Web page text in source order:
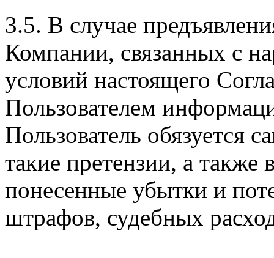
3.5. В случае
Компании, связанных с
условий настоящего
Пользователем
Пользователь обязуется
такие претензии, а также
понесенные убытки и
штрафов, судебных